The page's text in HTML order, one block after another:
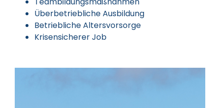
Überbetriebliche Ausbildung
Betriebliche Altersvorsorge
Krisensicherer Job